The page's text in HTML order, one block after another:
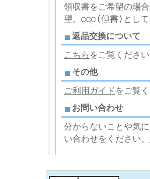
領収書をご希望の場
望。○○○(但書)として
返品交換について
こちら をご覧ください
その他
ご利用ガイド をご覧く
お問い合わせ
分からないことや気
い合わせをください。